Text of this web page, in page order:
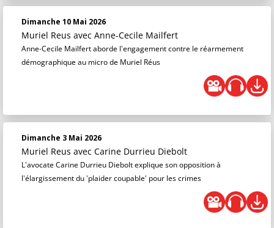
Dimanche 10 Mai 2026
Muriel Reus avec Anne-Cecile Mailfert
Anne-Cecile Mailfert aborde l'engagement contre le réarmement
démographique au micro de Muriel Réus
Dimanche 3 Mai 2026
Muriel Reus avec Carine Durrieu Diebolt
L'avocate Carine Durrieu Diebolt explique son opposition à
l'élargissement du 'plaider coupable' pour les crimes